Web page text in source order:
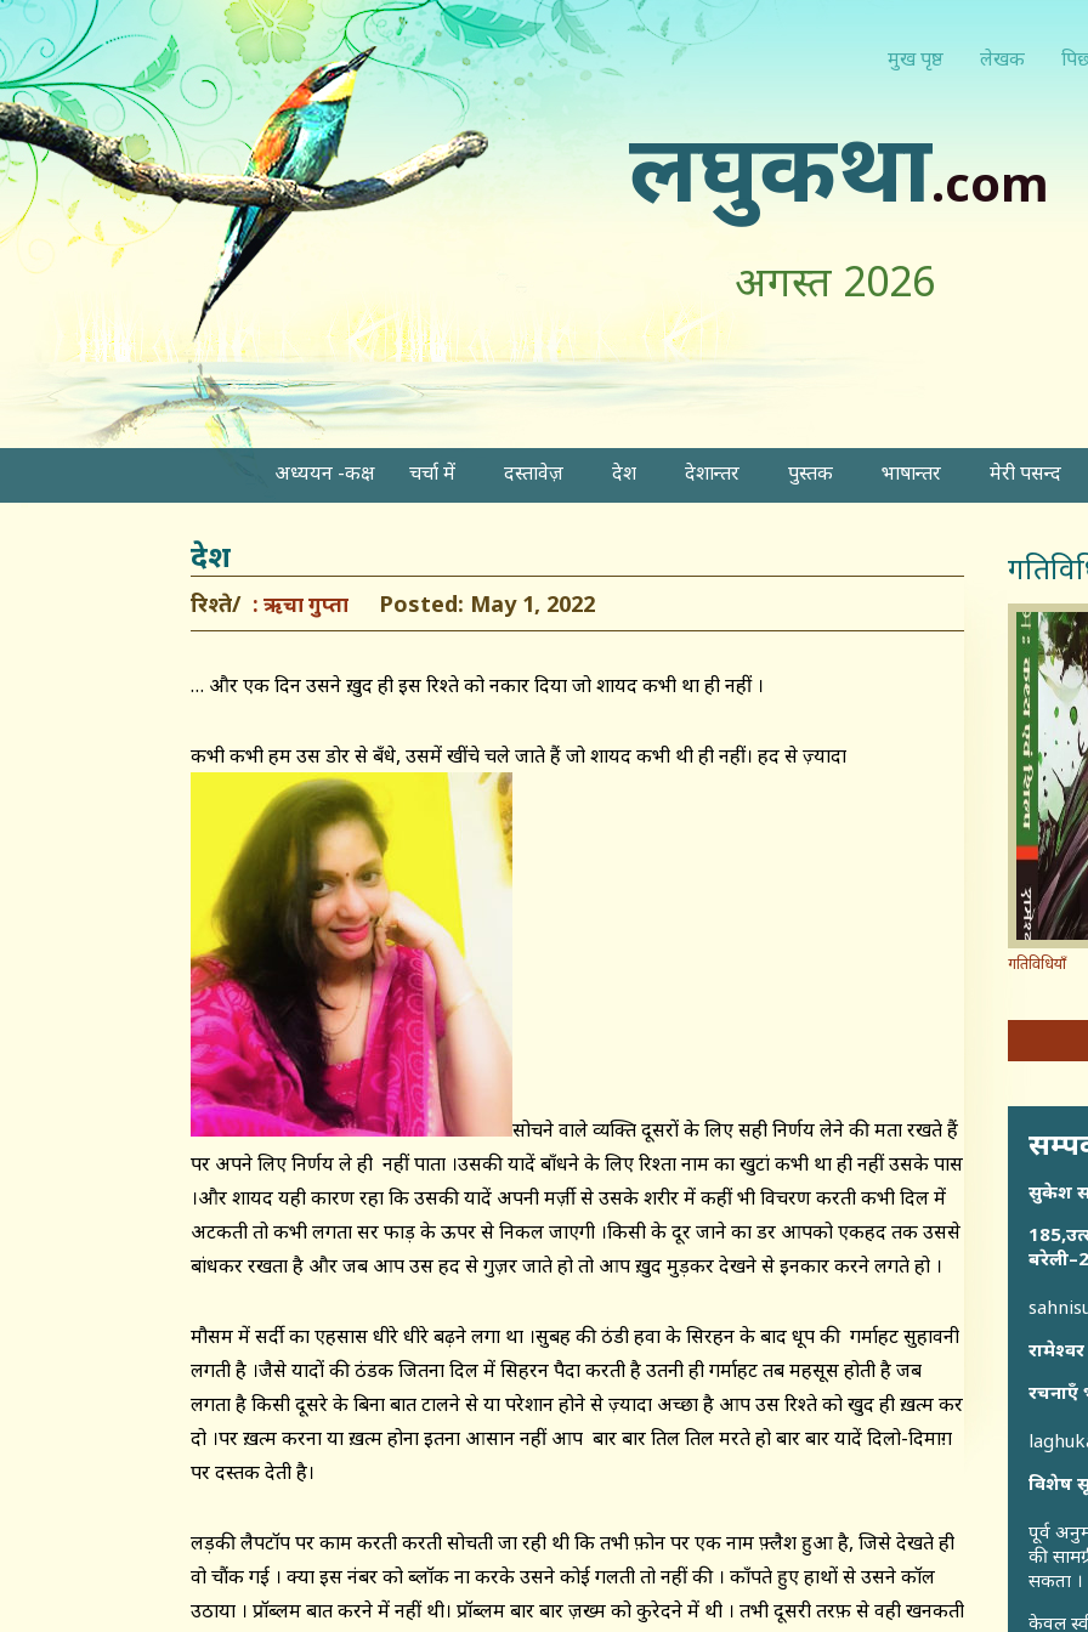
मुख पृष्ठ लेखक
लघुकथा.com
अगस्त 2026
अध्ययन -कक्ष चर्चा में दस्तावेज़ देश देशान्तर पुस्तक भाषान्तर मेरी पसन्द
देश
रिश्ते/ ऋचा गुप्ता Posted: May 1, 2022
… और एक दिन उसने ख़ुद ही इस रिश्ते को नकार दिया जो शायद कभी था ही नहीं ।
कभी कभी हम उस डोर से बँधे, उसमें खींचे चले जाते हैं जो शायद कभी थी ही नहीं। हद से ज़्यादा
सोचने वाले व्यक्ति दूसरों के लिए सही निर्णय लेने की क्षमता रखते हैं
पर अपने लिए निर्णय ले ही नहीं पाता ।उसकी यादें बाँधने के लिए रिश्ता नाम का खुटां कभी था ही नहीं उसके पास
।और शायद यही कारण रहा कि उसकी यादें अपनी मर्ज़ी से उसके शरीर में कहीं भी विचरण करती कभी दिल में
अटकती तो कभी लगता सर फाड़ के ऊपर से निकल जाएगी ।किसी के दूर जाने का डर आपको एकहद तक उससे
बांधकर रखता है और जब आप उस हद से गुज़र जाते हो तो आप ख़ुद मुड़कर देखने से इनकार करने लगते हो ।
मौसम में सर्दी का एहसास धीरे धीरे बढ़ने लगा था ।सुबह की ठंडी हवा के सिरहन के बाद धूप की गर्माहट सुहावनी
लगती है ।जैसे यादों की ठंडक जितना दिल में सिहरन पैदा करती है उतनी ही गर्माहट तब महसूस होती है जब
लगता है किसी दूसरे के बिना बात टालने से या परेशान होने से ज़्यादा अच्छा है आप उस रिश्ते को खुद ही ख़त्म कर
दो ।पर ख़त्म करना या ख़त्म होना इतना आसान नहीं आप बार बार तिल तिल मरते हो बार बार यादें दिलो-दिमाग़
पर दस्तक देती है।
लड़की लैपटॉप पर काम करती करती सोचती जा रही थी कि तभी फ़ोन पर एक नाम फ़्लैश हुआ है, जिसे देखते ही
वो चौंक गई । क्या इस नंबर को ब्लॉक ना करके उसने कोई गलती तो नहीं की । काँपते हुए हाथों से उसने कॉल
उठाया । प्रॉब्लम बात करने में नहीं थी। प्रॉब्लम बार बार ज़ख्म को कुरेदने में थी । तभी दूसरी तरफ़ से वही खनकती
गतिविधियाँ
सुकेश
विशेष
पूर्व
की
सकता ।
केवल